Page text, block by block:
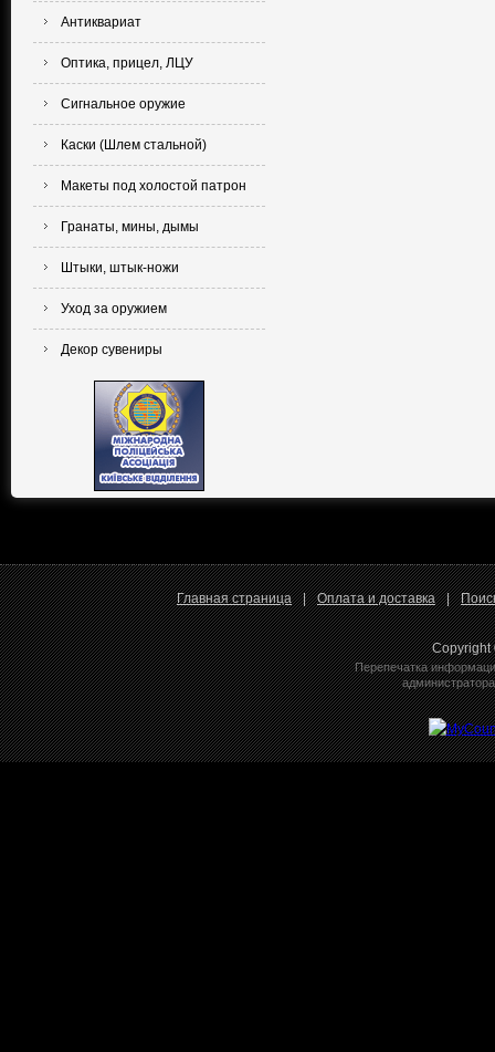
Антиквариат
Оптика, прицел, ЛЦУ
Сигнальное оружие
Каски (Шлем стальной)
Макеты под холостой патрон
Гранаты, мины, дымы
Штыки, штык-ножи
Уход за оружием
Декор сувениры
Главная страница | Оплата и доставка |
Copyright
Перепечатка